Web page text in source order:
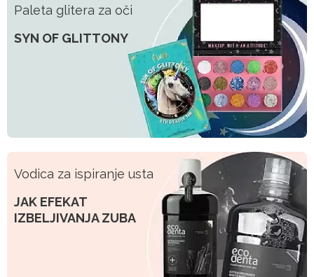
Paleta glitera za oči
SYN OF GLITTONY
Vodica za ispiranje usta
JAK EFEKAT
IZBELJIVANJA ZUBA